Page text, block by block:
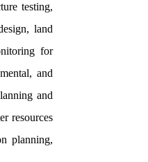
testing,
land
for
and
and
resources
planning,